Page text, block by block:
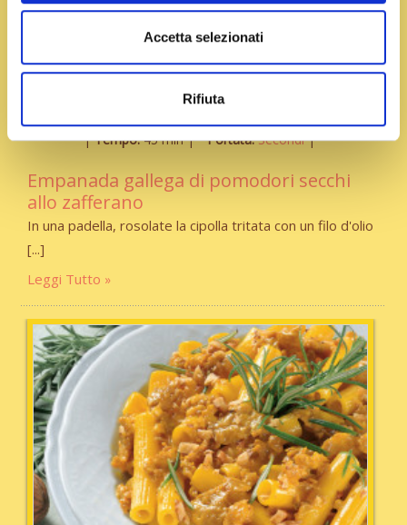
Accetta selezionati
Rifiuta
Tempo:45 min Portata:Secondi
Empanada gallega di pomodori secchi
allo zafferano
In una padella, rosolate la cipolla tritata con un filo d'olio
Leggi Tutto